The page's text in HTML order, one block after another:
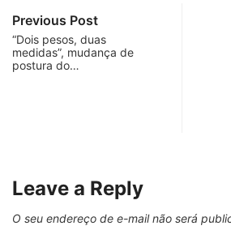
Previous Post
“Dois pesos, duas
medidas”, mudança de
postura do…
Leave a Reply
O seu endereço de e-mail não será